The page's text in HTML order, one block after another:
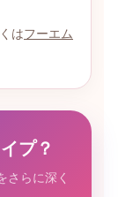
はフーエム
プ？
さらに深く